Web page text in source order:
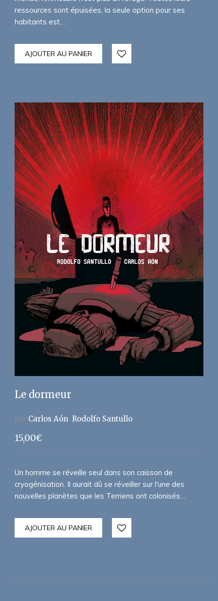
ressources sont épuisées, la seule option pour ses
habitants est…
AJOUTER AU PANIER
Le dormeur
par Carlos Aón Rodolfo Santullo
15,00€
Un homme se réveille seul dans son caisson de
cryogénisation. Il aurait dû se réveiller sur l'une des
nouvelles planètes que les Terriens ont colonisés…
AJOUTER AU PANIER